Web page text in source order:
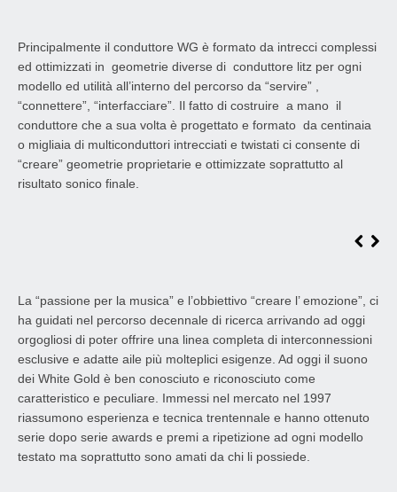
Principalmente il conduttore WG è formato da intrecci complessi
ed ottimizzati in geometrie diverse di conduttore litz per ogni
modello ed utilità all’interno del percorso da “servire” ,
“connettere”, “interfacciare”. Il fatto di costruire a mano il
conduttore che a sua volta è progettato e formato da centinaia
o migliaia di multiconduttori intrecciati e twistati ci consente di
“creare” geometrie proprietarie e ottimizzate soprattutto al
risultato sonico finale.
La “passione per la musica” e l’obbiettivo “creare l’ emozione”, ci
ha guidati nel percorso decennale di ricerca arrivando ad oggi
orgogliosi di poter offrire una linea completa di interconnessioni
esclusive e adatte aile più molteplici esigenze. Ad oggi il suono
dei White Gold è ben conosciuto e riconosciuto come
caratteristico e peculiare. Immessi nel mercato nel 1997
riassumono esperienza e tecnica trentennale e hanno ottenuto
serie dopo serie awards e premi a ripetizione ad ogni modello
testato ma soprattutto sono amati da chi li possiede.